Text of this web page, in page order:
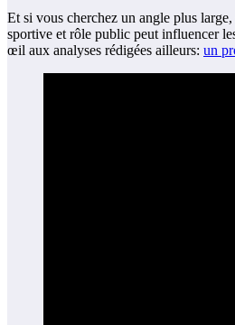
Et si vous cherchez un angle plus
sportive et rôle public peut influencer
œil aux analyses rédigées ailleurs: un